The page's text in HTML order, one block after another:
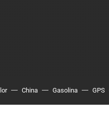
China Gasolina GPS